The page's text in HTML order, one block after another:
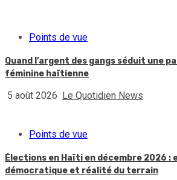
Points de vue
Quand l’argent des gangs séduit une
féminine haïtienne
5 août 2026 Le Quotidien News
Points de vue
Élections en Haïti en décembre 2026
démocratique et réalité du terrain